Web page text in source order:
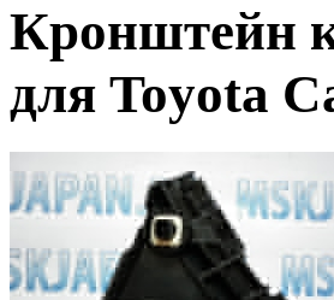
Кронштейн
для Toyota